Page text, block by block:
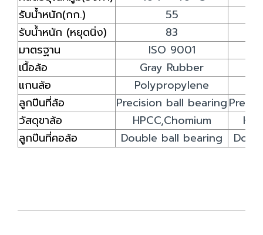
รับน้ำหนัก(กก.)
55
รับน้ำหนัก (หยุดนิ่ง)
83
มาตรฐาน
ISO 9001
เนื้อล้อ
Gray Rubber
แกนล้อ
Polypropylene
ลูกปืนที่ล้อ
Precision ball bearing
วัสดุขาล้อ
HPCC,Chomium
ลูกปืนที่คอล้อ
Double ball bearing